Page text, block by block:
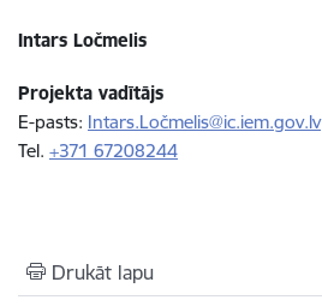
Intars Ločmelis
Projekta vadītājs
E-pasts: Intars.Ločmelis@ic.iem.gov.lv
Tel. +371 67208244
Drukāt lapu